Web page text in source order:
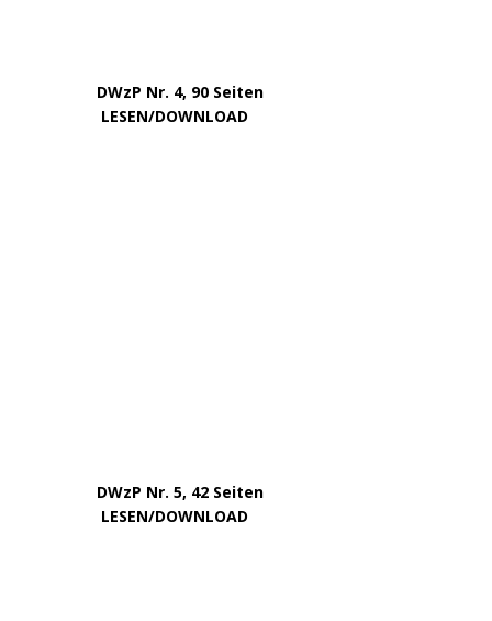
DWzP Nr. 4, 90 Seiten
LESEN/DOWNLOAD
DWzP Nr. 5, 42 Seiten
LESEN/DOWNLOAD